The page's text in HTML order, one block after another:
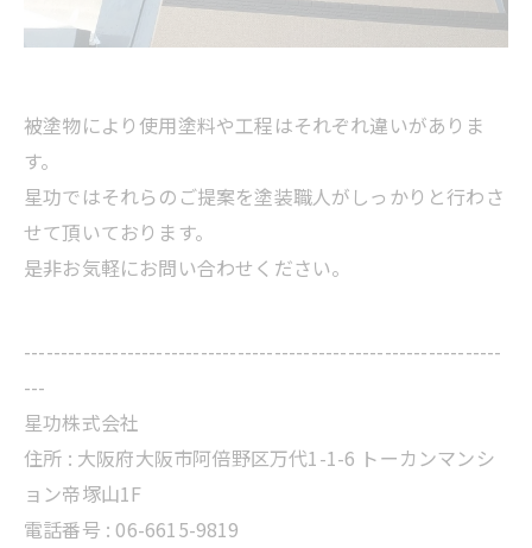
被塗物により使用塗料や工程はそれぞれ違いがありま
す。
星功ではそれらのご提案を塗装職人がしっかりと行わさ
せて頂いております。
是非お気軽にお問い合わせください。
-----------------------------------------------------------------
---
星功株式会社
住所 : 大阪府大阪市阿倍野区万代1-1-6 トーカンマンシ
ョン帝塚山1F
電話番号 : 06-6615-9819